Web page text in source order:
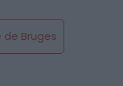
de Bruges